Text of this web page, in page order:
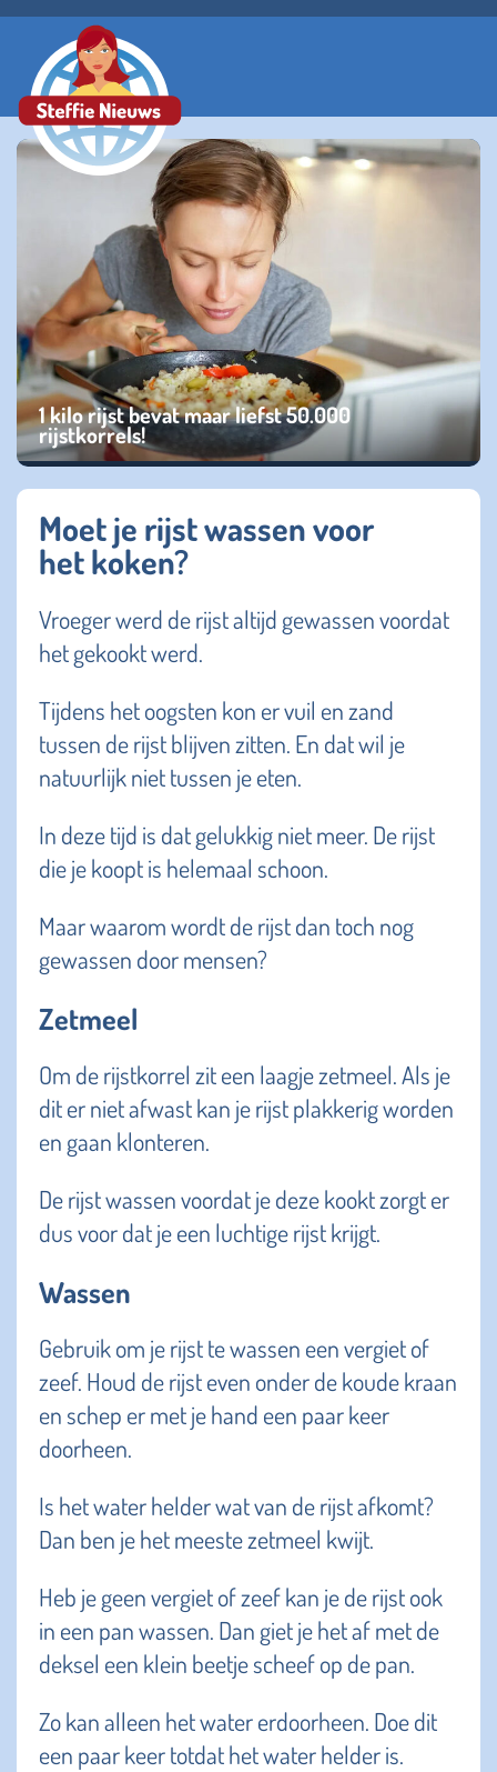
1 kilo rijst bevat maar liefst 50.000
rijstkorrels!
Moet je rijst wassen voor
het koken?
Vroeger werd de rijst altijd gewassen voordat
het gekookt werd.
Tijdens het oogsten kon er vuil en zand
tussen de rijst blijven zitten. En dat wil je
natuurlijk niet tussen je eten.
In deze tijd is dat gelukkig niet meer. De rijst
die je koopt is helemaal schoon.
Maar waarom wordt de rijst dan toch nog
gewassen door mensen?
Zetmeel
Om de rijstkorrel zit een laagje zetmeel. Als je
dit er niet afwast kan je rijst plakkerig worden
en gaan klonteren.
De rijst wassen voordat je deze kookt zorgt er
dus voor dat je een luchtige rijst krijgt.
Wassen
Gebruik om je rijst te wassen een vergiet of
zeef. Houd de rijst even onder de koude kraan
en schep er met je hand een paar keer
doorheen.
Is het water helder wat van de rijst afkomt?
Dan ben je het meeste zetmeel kwijt.
Heb je geen vergiet of zeef kan je de rijst ook
in een pan wassen. Dan giet je het af met de
deksel een klein beetje scheef op de pan.
Zo kan alleen het water erdoorheen. Doe dit
een paar keer totdat het water helder is.